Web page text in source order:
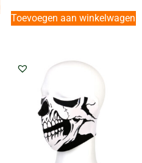
Toevoegen aan winkelwagen